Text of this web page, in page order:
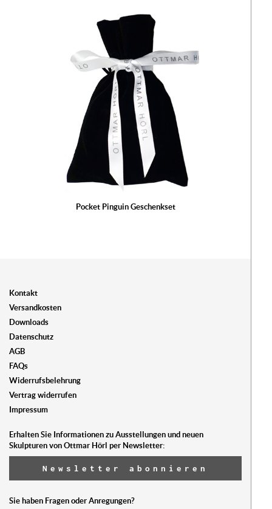
Pocket Pinguin Geschenkset
Kontakt
Versandkosten
Downloads
Datenschutz
AGB
FAQs
Widerrufsbelehrung
Vertrag widerrufen
Impressum
Erhalten Sie Informationen zu Ausstellungen und neuen
Skulpturen von Ottmar Hörl per Newsletter:
Newsletter abonnieren
Sie haben Fragen oder Anregungen?